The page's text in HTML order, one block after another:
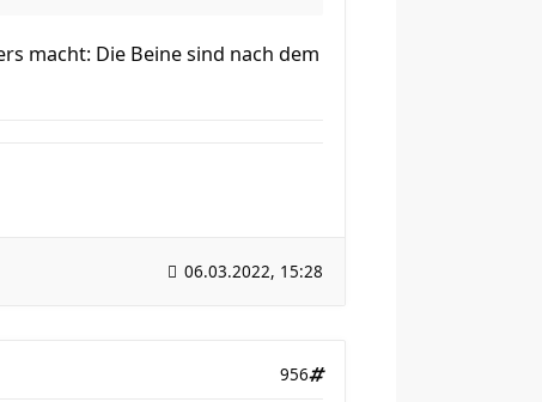
macht: Die Beine sind nach dem
06.03.2022, 15:28
956